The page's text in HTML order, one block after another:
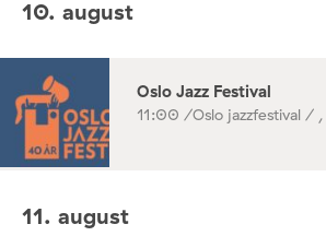
10. august
Oslo Jazz Festival
11:00 /Oslo jazzfestival / ,
11. august